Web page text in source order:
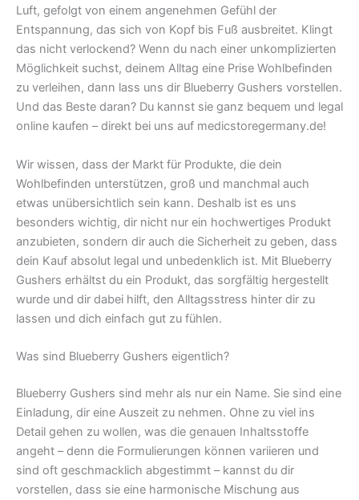
Luft, gefolgt von einem angenehmen Gefühl der
Entspannung, das sich von Kopf bis Fuß ausbreitet. Klingt
das nicht verlockend? Wenn du nach einer unkomplizierten
Möglichkeit suchst, deinem Alltag eine Prise Wohlbefinden
zu verleihen, dann lass uns dir Blueberry Gushers vorstellen.
Und das Beste daran? Du kannst sie ganz bequem und legal
online kaufen – direkt bei uns auf medicstoregermany.de!
Wir wissen, dass der Markt für Produkte, die dein
Wohlbefinden unterstützen, groß und manchmal auch
etwas unübersichtlich sein kann. Deshalb ist es uns
besonders wichtig, dir nicht nur ein hochwertiges Produkt
anzubieten, sondern dir auch die Sicherheit zu geben, dass
dein Kauf absolut legal und unbedenklich ist. Mit Blueberry
Gushers erhältst du ein Produkt, das sorgfältig hergestellt
wurde und dir dabei hilft, den Alltagsstress hinter dir zu
lassen und dich einfach gut zu fühlen.
Was sind Blueberry Gushers eigentlich?
Blueberry Gushers sind mehr als nur ein Name. Sie sind eine
Einladung, dir eine Auszeit zu nehmen. Ohne zu viel ins
Detail gehen zu wollen, was die genauen Inhaltsstoffe
angeht – denn die Formulierungen können variieren und
sind oft geschmacklich abgestimmt – kannst du dir
vorstellen, dass sie eine harmonische Mischung aus